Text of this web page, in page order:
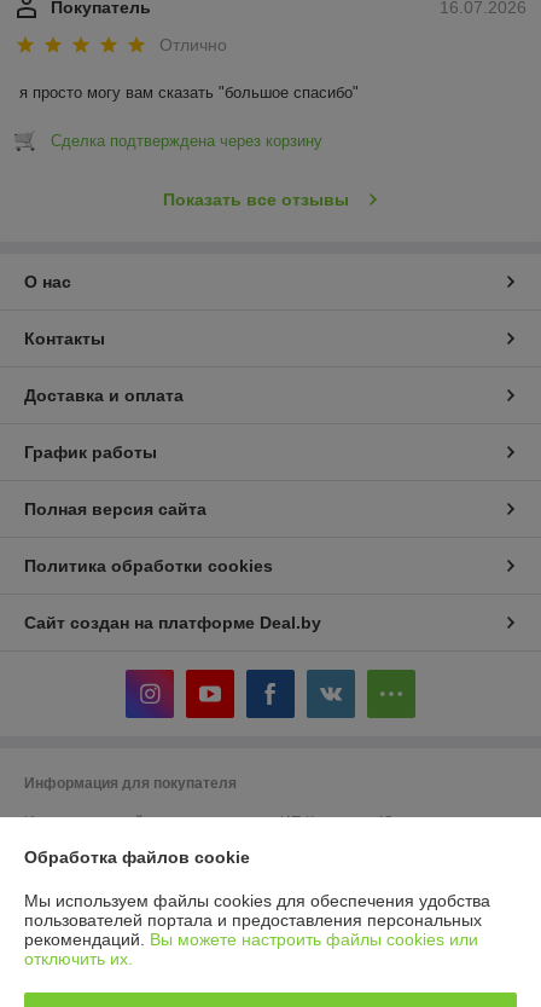
16.07.2026
Покупатель
Отлично
я просто могу вам сказать "большое спасибо"
Сделка подтверждена через корзину
Показать все отзывы
О нас
Контакты
Доставка и оплата
График работы
Полная версия сайта
Политика обработки cookies
Сайт создан на платформе Deal.by
Информация для покупателя
Индивидуальный предприниматель:ИП Кошелева Юлия
220104, г. Минск, ул. Жудро 57
Регистрационный номер ЕГР: 192973623
УНП: 192973623
Обработка файлов cookie
Мы используем файлы cookies для обеспечения удобства
пользователей портала и предоставления персональных
рекомендаций. Вы можете настроить файлы cookies или
отключить их.